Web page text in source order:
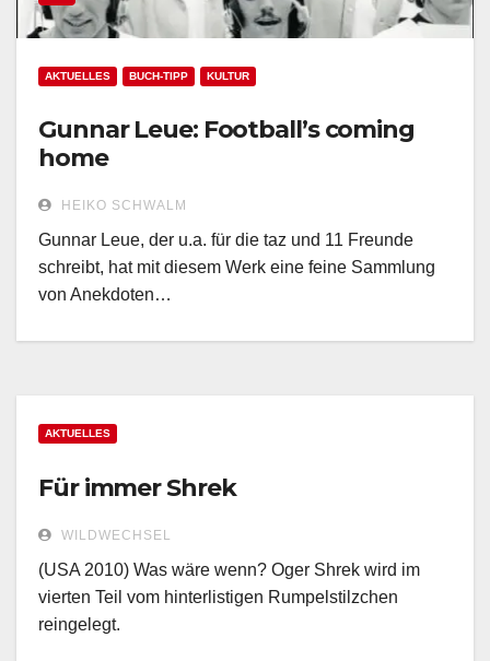
AKTUELLES BUCH-TIPP KULTUR
Gunnar Leue: Football’s coming
home
HEIKO SCHWALM
Gunnar Leue, der u.a. für die taz und 11 Freunde
schreibt, hat mit diesem Werk eine feine Sammlung
von Anekdoten…
AKTUELLES
Für immer Shrek
WILDWECHSEL
(USA 2010) Was wäre wenn? Oger Shrek wird im
vierten Teil vom hinterlistigen Rumpelstilzchen
reingelegt.